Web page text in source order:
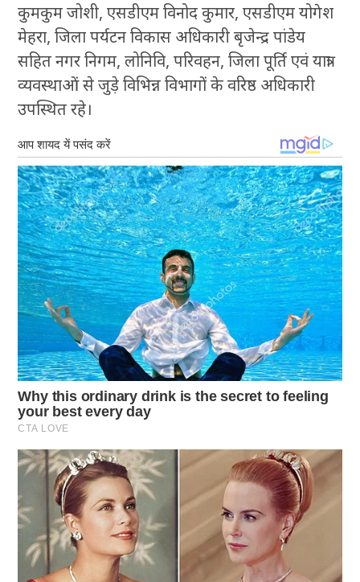
कुमकुम जोशी, एसडीएम विनोद कुमार, एसडीएम योगेश
मेहरा, जिला पर्यटन विकास अधिकारी बृजेन्द्र पांडेय
सहित नगर निगम, लोनिवि, परिवहन, जिला पूर्ति एवं यात्रा
व्यवस्थाओं से जुड़े विभिन्न विभागों के वरिष्ठ अधिकारी
उपस्थित रहे।